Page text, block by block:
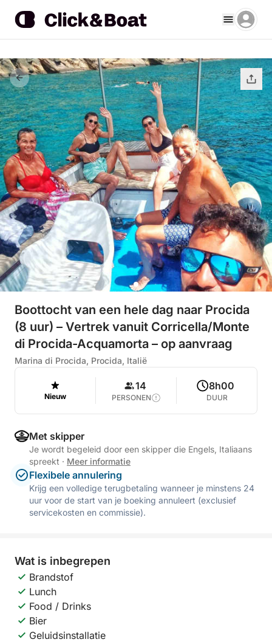
Boottocht van een hele dag naar Procida
(8 uur) – Vertrek vanuit Corricella/Monte
di Procida-Acquamorta – op aanvraag
Marina di Procida, Procida, Italië
Nieuw
14
PERSONEN
8h00
DUUR
Met skipper
Je wordt begeleid door een skipper die Engels, Italiaans
spreekt · Meer informatie
Flexibele annulering
Krijg een volledige terugbetaling wanneer je minstens 24
uur voor de start van je boeking annuleert (exclusief
servicekosten en commissie).
Wat is inbegrepen
Brandstof
Lunch
Food / Drinks
Bier
Geluidsinstallatie